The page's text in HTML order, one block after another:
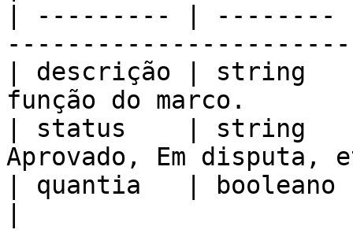
| --------- | --------
| descrição | string   |
função do marco.
| status    | string   |
Aprovado, Em
| quantia   | booleano